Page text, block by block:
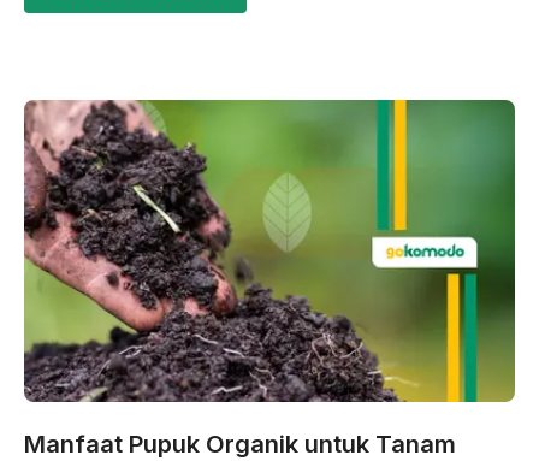
Manfaat Pupuk Organik untuk Tanam